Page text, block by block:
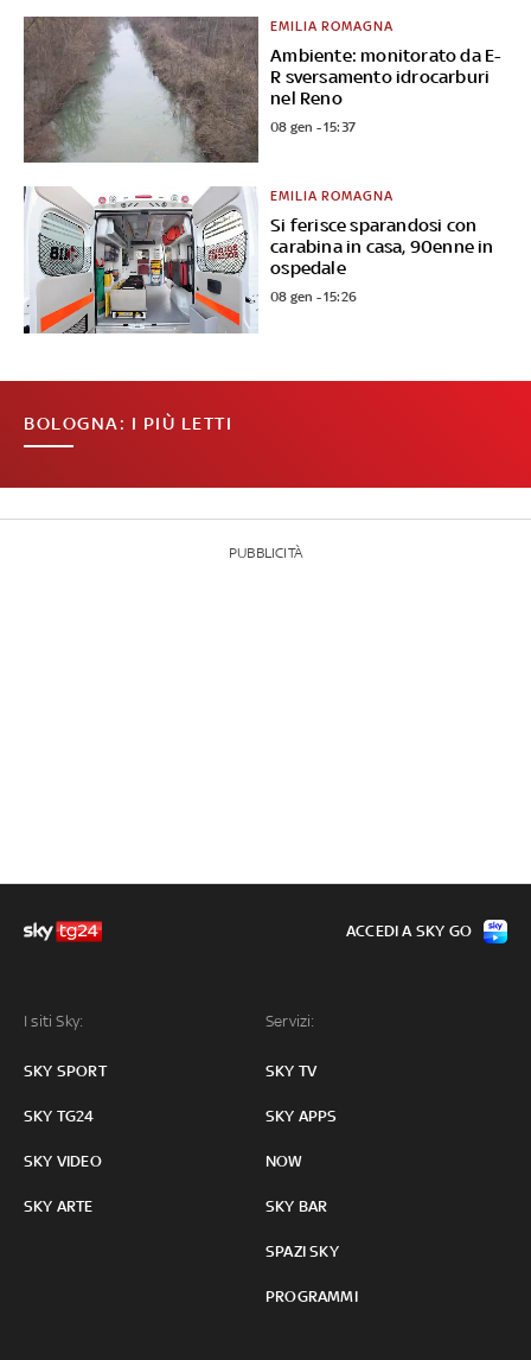
Ambiente: monitorato da E-
R sversamento idrocarburi
nel Reno
EMILIA ROMAGNA
08 gen - 15:37
Si ferisce sparandosi con
carabina in casa, 90enne in
ospedale
EMILIA ROMAGNA
08 gen - 15:26
BOLOGNA: I PIÙ LETTI
PUBBLICITÀ
I siti Sky:
SKY SPORT
SKY TG24
SKY VIDEO
SKY ARTE
Servizi:
SKY TV
SKY APPS
NOW
SKY BAR
SPAZI SKY
PROGRAMMI
ACCEDI A SKY GO